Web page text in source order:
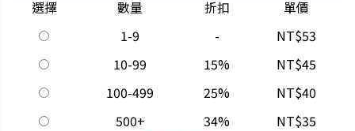
選擇
數量 折扣
單價
1-9
-
NT$53
10-99
15%
NT$45
100-499
25%
NT$40
500+
34%
NT$35